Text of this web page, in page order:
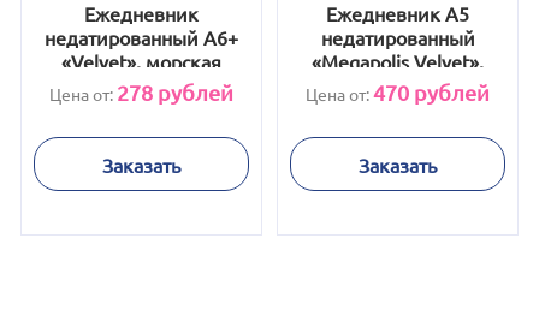
Ежедневник
недатированный А6+
«Velvet», морская
волна
Цена от: 278рублей
Заказать
Ежедневник А5
недатированный
«Megapolis Velvet»,
зеленый
Цена от:470 рублей
Заказать